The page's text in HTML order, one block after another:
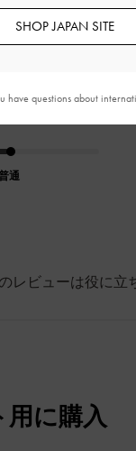
ーズ以外） |カラー:
た
通
レビューは役に立
に購入
SHOP JAPAN SITE
have questions about